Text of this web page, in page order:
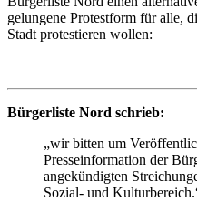
gelungene Protestform für alle,
Stadt protestieren wollen:
Bürgerliste Nord schrieb:
„wir bitten um
Presseinformation der
angekündigten
Sozial- und